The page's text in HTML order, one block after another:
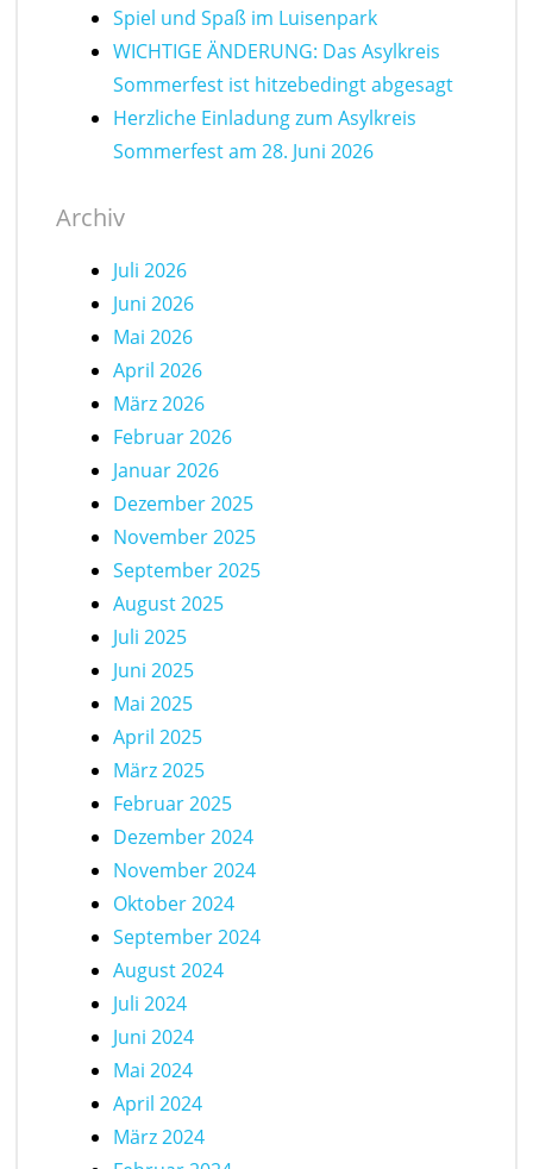
Spiel und Spaß im Luisenpark
WICHTIGE ÄNDERUNG: Das Asylkreis
Sommerfest ist hitzebedingt abgesagt
Herzliche Einladung zum Asylkreis
Sommerfest am 28. Juni 2026
Archiv
Juli 2026
Juni 2026
Mai 2026
April 2026
März 2026
Februar 2026
Januar 2026
Dezember 2025
November 2025
September 2025
August 2025
Juli 2025
Juni 2025
Mai 2025
April 2025
März 2025
Februar 2025
Dezember 2024
November 2024
Oktober 2024
September 2024
August 2024
Juli 2024
Juni 2024
Mai 2024
April 2024
März 2024